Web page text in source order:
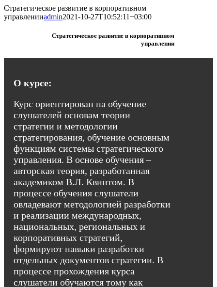
Skip
to
Стратегическое развитие в корпоративном
управленииadmin2021-10-27T10:52:11+03:00
Стратегическое развитие в корпоративном
управлении
О курсе:
Курс ориентирован на обучение
слушателей основам теории
стратегии и методологии
стратегирования, обучение основным
функциям системы стратегического
управления. В основе обучения –
авторская теория, разработанная
академиком В.Л. Квинтом. В
процессе обучения слушатели
овладевают методологией разработки
и реализации международных,
национальных, региональных и
корпоративных стратегий,
формируют навыки разработки
отдельных документов стратегии. В
процессе прохождения курса
слушатели обучаются тому как